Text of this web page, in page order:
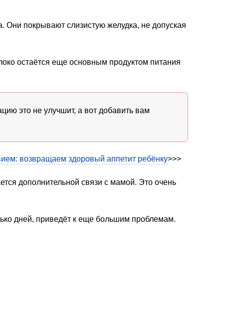
Они покрывают слизистую желудка, не допуская
остаётся еще основным продуктом питания
это не улучшит, а вот добавить вам
возвращаем здоровый аппетит ребёнку>>>
дополнительной связи с мамой. Это очень
дней, приведёт к еще большим проблемам.